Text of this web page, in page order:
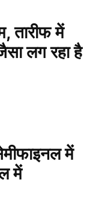
तारीफ में
लग रहा है
में
में